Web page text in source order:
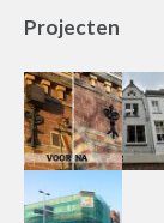
Projecten